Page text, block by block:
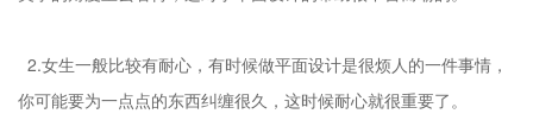
2.女生一般比较有耐心，有时候做平面设计是很烦人的一件事情，
你可能要为一点点的东西纠缠很久，这时候耐心就很重要了。